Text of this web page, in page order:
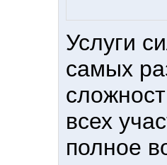
Услуги
самых
всех
полное